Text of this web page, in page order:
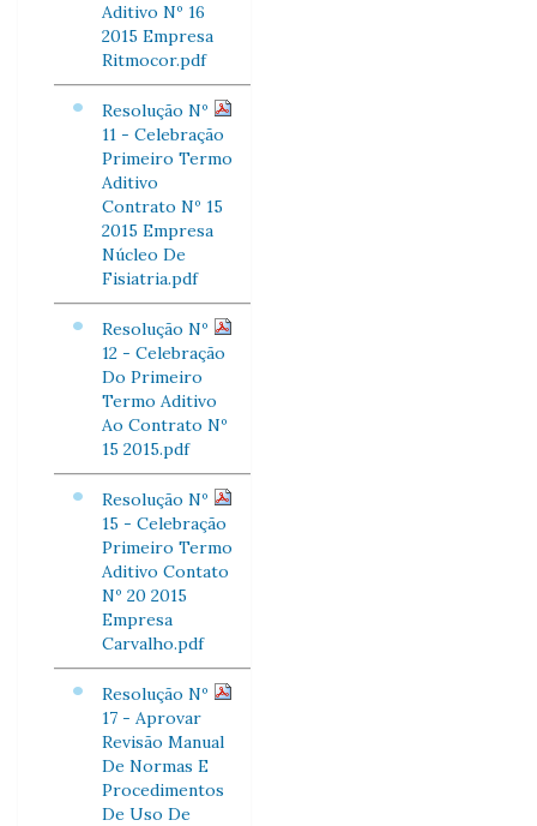
Aditivo Nº 16
2015 Empresa
Ritmocor.pdf
Resolução Nº
11 - Celebração
Primeiro Termo
Aditivo
Contrato Nº 15
2015 Empresa
Núcleo De
Fisiatria.pdf
Resolução Nº
12 - Celebração
Do Primeiro
Termo Aditivo
Ao Contrato Nº
15 2015.pdf
Resolução Nº
15 - Celebração
Primeiro Termo
Aditivo Contato
Nº 20 2015
Empresa
Carvalho.pdf
Resolução Nº
17 - Aprovar
Revisão Manual
De Normas E
Procedimentos
De Uso De